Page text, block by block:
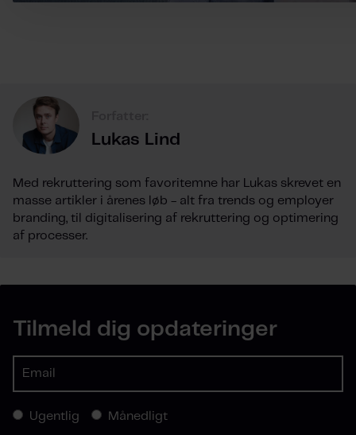
Lukas Lind
Med rekruttering som favoritemne har Lukas skrevet en
masse artikler i årenes løb - alt fra trends og employer
branding, til digitalisering af rekruttering og optimering
af processer.
Tilmeld dig opdateringer
Ugentlig Månedligt